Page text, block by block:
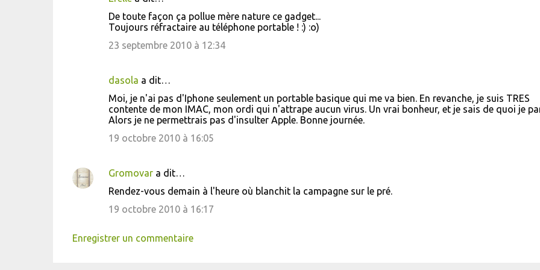
De toute façon ça pollue mère nature ce gadget...
Toujours réfractaire au téléphone portable ! :) :o)
23 septembre 2010 à 12:34
dasola a dit…
Moi, je n'ai pas d'Iphone seulement un portable basique qui me va bien. En revanche, je suis TRES
contente de mon IMAC, mon ordi qui n'attrape aucun virus. Un vrai bonheur, et je sais de quoi je
Alors je ne permettrais pas d'insulter Apple. Bonne journée.
19 octobre 2010 à 16:05
Gromovara dit…
Rendez-vous demain à l'heure où blanchit la campagne sur le pré.
19 octobre 2010 à 16:17
Enregistrer un commentaire